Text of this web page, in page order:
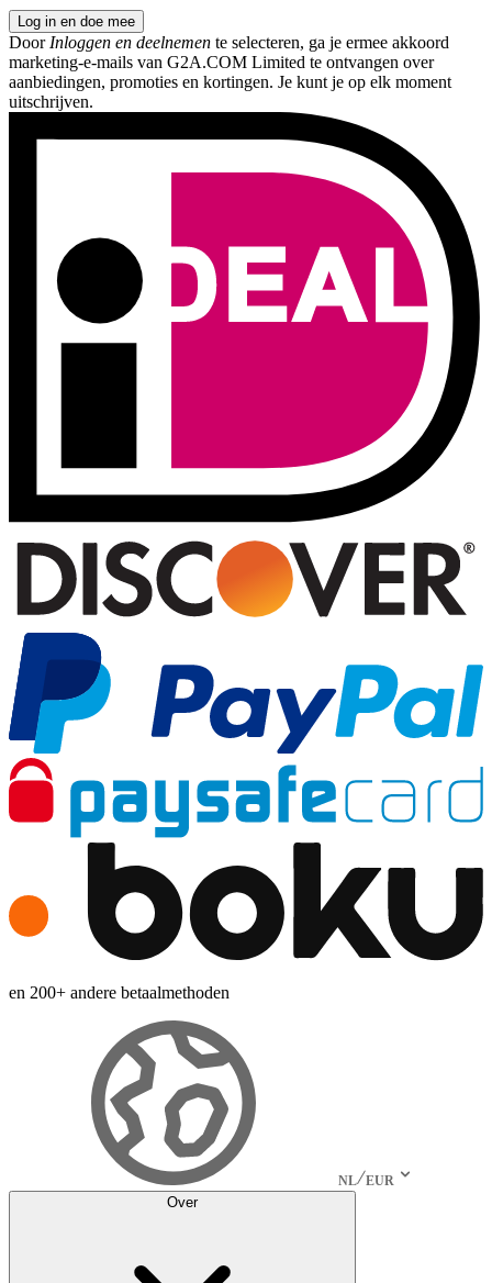
Log in en doe mee
Door Inloggen en deelnemen te selecteren, ga je ermee akkoord
marketing-e-mails van G2A.COM Limited te ontvangen over
aanbiedingen, promoties en kortingen. Je kunt je op elk moment
uitschrijven.
en 200+ andere betaalmethoden
NL EUR
Over